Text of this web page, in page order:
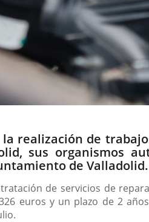
realización de
sus organismos
de Valladolid.
de servicios de
euros y un plazo de 2